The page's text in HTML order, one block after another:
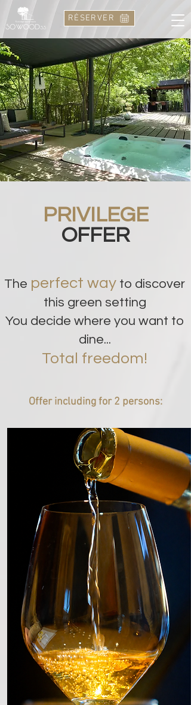
RÉSERVER
PRIVILEGE
OFFER
The perfect way to discover
this green setting
You decide where you want to
dine...
Total freedom!
Offer including for 2 persons: